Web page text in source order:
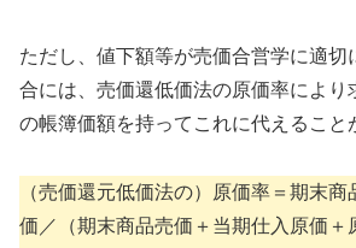
ただし、値下額等が売価合営学に適切
合には、売価還低価法の原価率により
の帳簿価額を持ってこれに代えること
（売価還元低価法の）原価率＝期末
価／（期末商品売価＋当期仕入原価＋